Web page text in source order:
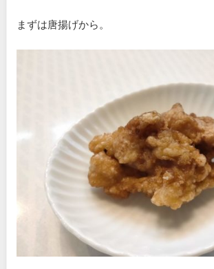
まずは唐揚げから。